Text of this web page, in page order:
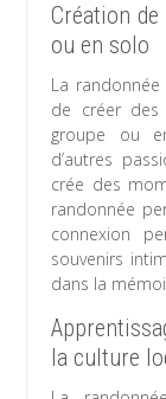
Création
ou en solo
La
de créer des
groupe ou
d’autres
crée des
randonnée
connexion
souvenirs
dans la
la culture